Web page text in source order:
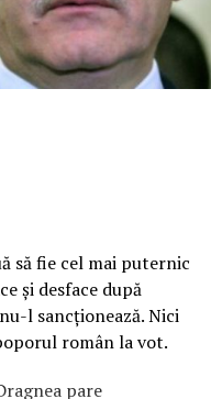
să fie cel mai puternic
şi desface după
l sancţionează. Nici
român la vot.
pare